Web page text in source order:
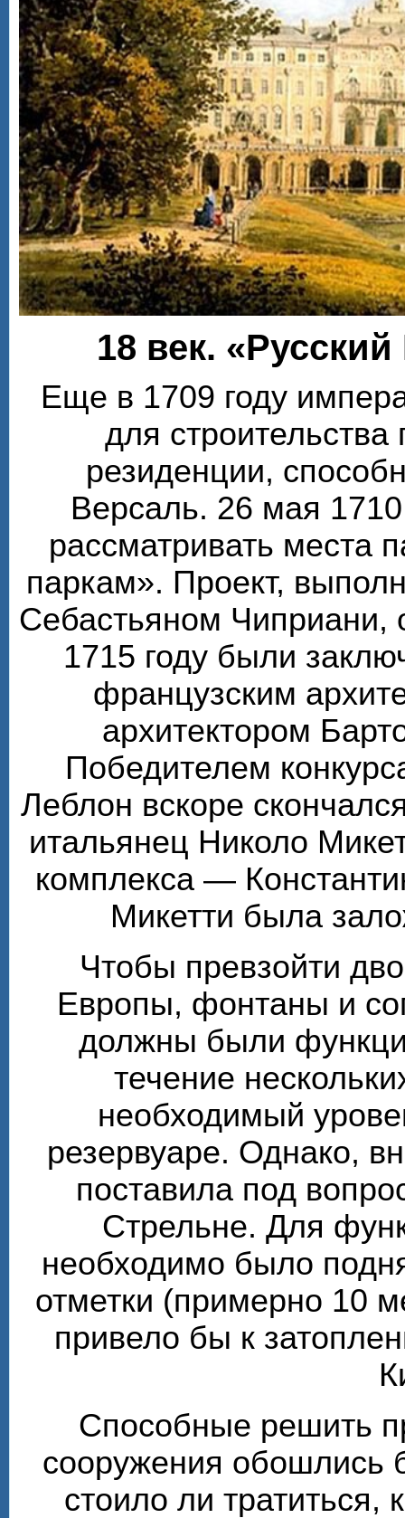
18 век.
Еще в 1709 году
для
резиденции,
Версаль. 26 мая
рассматривать места
паркам». Проект,
Себастьяном
1715 году были
французским
архитектором
Победителем
Леблон вскоре
итальянец Николо
комплекса —
Микетти была
Чтобы превзойти
Европы, фонтаны и
должны были
течение
необходимый
резервуаре. Однако,
поставила под
Стрельне. Для
необходимо было
отметки (примерно 10
привело бы к
Способные решить
сооружения обошлись
стоило ли тратиться,